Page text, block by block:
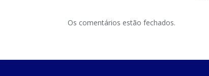
Os comentários estão fechados.